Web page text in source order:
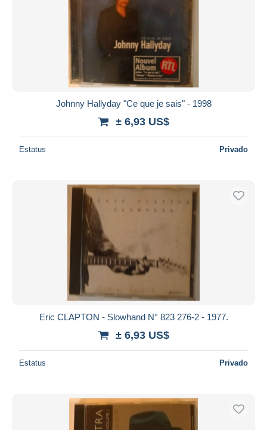
Johnny Hallyday "Ce que je sais" - 1998
± 6,93 US$
Estatus Privado
Eric CLAPTON - Slowhand N° 823 276-2 - 1977.
± 6,93 US$
Estatus Privado